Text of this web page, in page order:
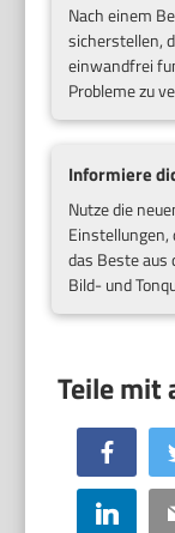
Nach einem
sicherstellen,
einwandfrei
Probleme zu
Informiere
Nutze die
Einstellungen,
das Beste aus
Bild- und
Facebook
LinkedIn